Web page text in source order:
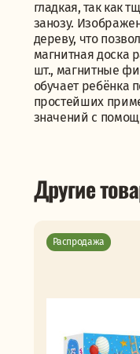
гладкая, так как
занозу.
дереву, что
магнитная доска
шт., магнитные
обучает ребёнка
простейших
значений с
Другие
Распродажа